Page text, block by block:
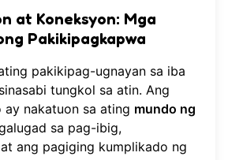
at Koneksyon: Mga
Pakikipagkapwa
pakikipag-ugnayan sa iba
tungkol sa atin. Ang
nakatuon sa ating mundo ng
sa pag-ibig,
ang pagiging kumplikado ng